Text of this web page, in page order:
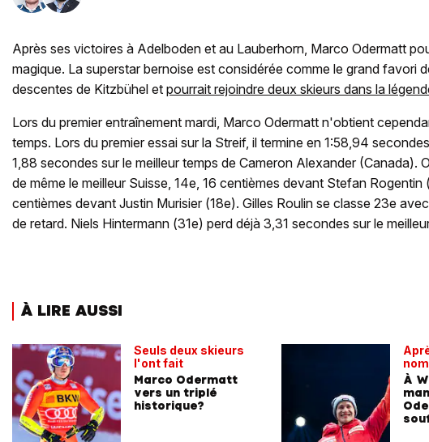
Après ses victoires à Adelboden et au Lauberhorn, Marco Odermatt
magique. La superstar bernoise est considérée comme le grand favori
descentes de Kitzbühel et pourrait rejoindre deux skieurs dans la
Lors du premier entraînement mardi, Marco Odermatt n'obtient
temps. Lors du premier essai sur la Streif, il termine en 1:58,94
1,88 secondes sur le meilleur temps de Cameron Alexander (Canada).
de même le meilleur Suisse, 14e, 16 centièmes devant Stefan Rogentin
centièmes devant Justin Murisier (18e). Gilles Roulin se classe 23e
de retard. Niels Hintermann (31e) perd déjà 3,31 secondes sur le
À LIRE AUSSI
Seuls deux skieurs
l'ont fait
Marco Odermatt
vers un triplé
historique?
À